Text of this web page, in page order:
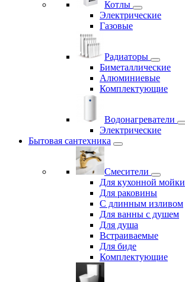
Котлы
Электрические
Газовые
Радиаторы
Биметаллические
Алюминиевые
Комплектующие
Водонагреватели
Электрические
Бытовая сантехника
Смесители
Для кухонной мойки
Для раковины
С длинным изливом
Для ванны с душем
Для душа
Встраиваемые
Для биде
Комплектующие